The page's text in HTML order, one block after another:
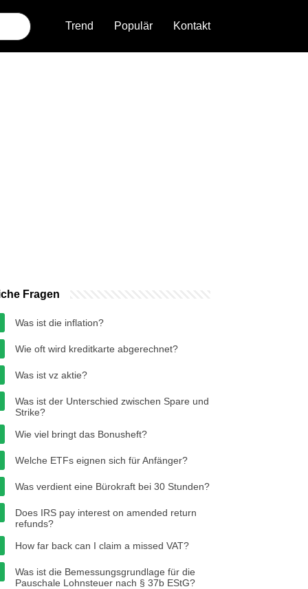
Trend Populär Kontakt
Fragen
Was ist die inflation?
Wie oft wird kreditkarte abgerechnet?
Was ist vz aktie?
Was ist der Unterschied zwischen Spare und
Strike?
Wie viel bringt das Bonusheft?
Welche ETFs eignen sich für Anfänger?
Was verdient eine Bürokraft bei 30 Stunden?
Does IRS pay interest on amended return
refunds?
How far back can I claim a missed VAT?
Was ist die Bemessungsgrundlage für die
Pauschale Lohnsteuer nach § 37b EStG?